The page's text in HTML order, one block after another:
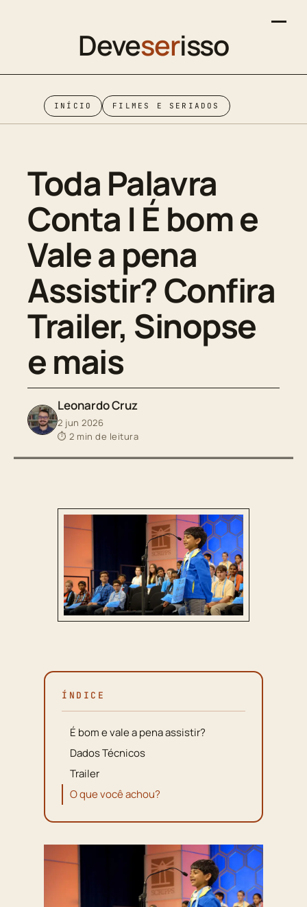
Deveserisso
INÍCIO FILMES E SERIADOS
Toda Palavra
Conta | É bom e
Vale a pena
Assistir? Confira
Trailer, Sinopse
e mais
Leonardo Cruz
2 jun 2026
⏱ 2 min de leitura
ÍNDICE
É bom e vale a pena assistir?
Dados Técnicos
Trailer
O que você achou?